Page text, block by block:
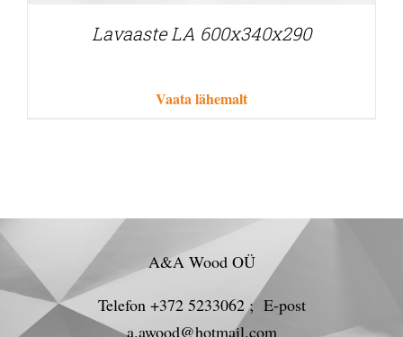
Lavaaste LA 600x340x290
Vaata lähemalt
A&A Wood OÜ
Telefon +372 5233062 ; E-post
a.awood@hotmail.com